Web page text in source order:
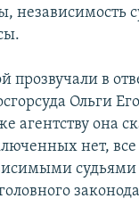
независимость
прозвучали в
Ольги
агентству она
нет,